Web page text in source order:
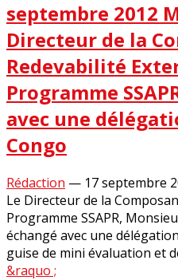
septembre 2012
Directeur de la
Redevabilité
Programme
avec une
Congo
Rédaction — 17 septembre
Le Directeur de la
Programme SSAPR,
échangé avec une
guise de mini évaluation et
&raquo ;